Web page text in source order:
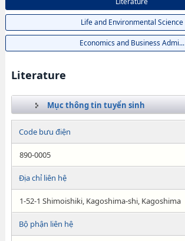
Life and Environmental Science
Economics and Business Admi...
Literature
Mục thông tin tuyển sinh
Code bưu điện
890-0005
Địa chỉ liên hệ
1-52-1 Shimoishiki, Kagoshima-shi, Kagoshima
Bộ phận liên hệ